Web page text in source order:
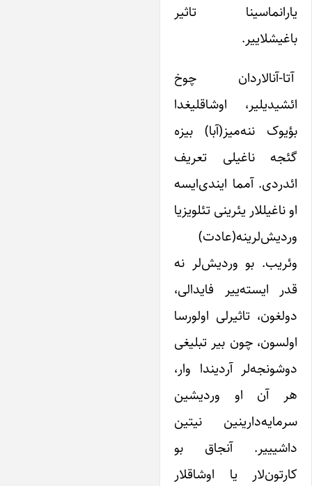
تاثیر
آنالاردان چوخ
اوشاقلیغدا
ننه‌میز(آبا) بیزه
ناغیلی تعریف
آمما ایندی‌ایسه
ناغیللار یئرینی تئلویزیا
بو وردیش‌لر نه
ایسته‌ییر فایدالی،
تاثیرلی اولورسا
چون بیر تبلیغی
آردیندا وار،
آن او وردیشین
نیتین
آنجاق بو
یا اوشاقلار